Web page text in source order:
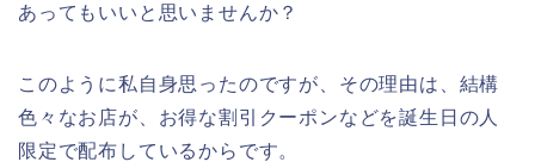
あってもいいと思いませんか？
このように私自身思ったのですが、その理由は、結構
色々なお店が、お得な割引クーポンなどを誕生日の人
限定で配布しているからです。